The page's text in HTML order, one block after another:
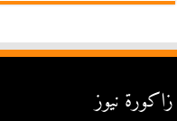
زاكورة نيوز